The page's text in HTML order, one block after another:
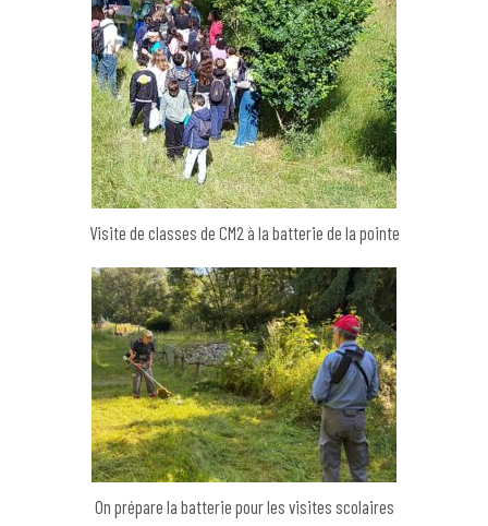
Visite de classes de CM2 à la batterie de la pointe
On prépare la batterie pour les visites scolaires